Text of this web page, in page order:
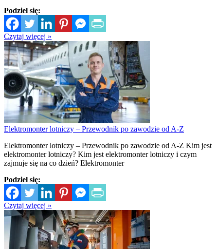
Podziel się:
Czytaj więcej »
Elektromonter lotniczy – Przewodnik po zawodzie od A-Z
Elektromonter lotniczy – Przewodnik po zawodzie od A-Z Kim jest
elektromonter lotniczy? Kim jest elektromonter lotniczy i czym
zajmuje się na co dzień? Elektromonter
Podziel się:
Czytaj więcej »